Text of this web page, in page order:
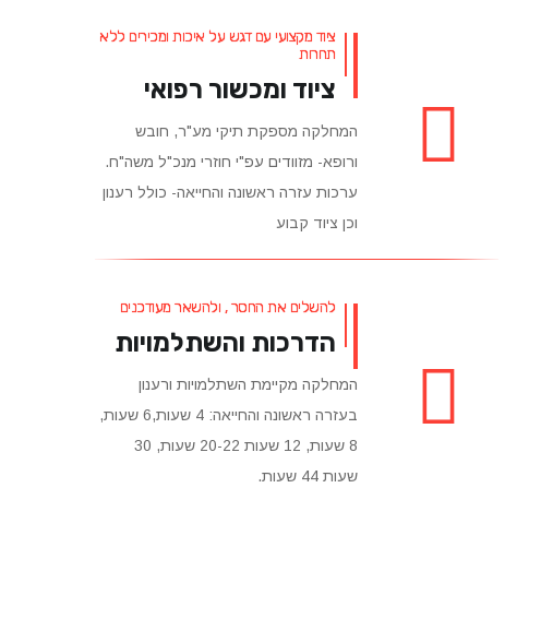
ציוד מקצועי עם דגש על איכות ומכירים ללא
תחרות
ציוד ומכשור רפואי
המחלקה מספקת תיקי מע"ר, חובש
ורופא- מזוודים עפ"י חוזרי מנכ"ל משה"ח.
ערכות עזרה ראשונה והחייאה- כולל רענון
וכן ציוד קבוע
להשלים את החסר , ולהשאר מעודכנים
הדרכות והשתלמויות
המחלקה מקיימת השתלמויות ורענון
בעזרה ראשונה והחייאה: 4 שעות,6 שעות,
8 שעות, 12 שעות 20-22 שעות, 30
שעות 44 שעות.